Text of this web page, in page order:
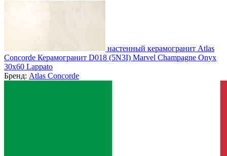
настенный керамогранит Atlas
Concorde Керамогранит D018 (5N3I) Marvel Champagne Onyx
30x60 Lappato
Бренд: Atlas Concorde